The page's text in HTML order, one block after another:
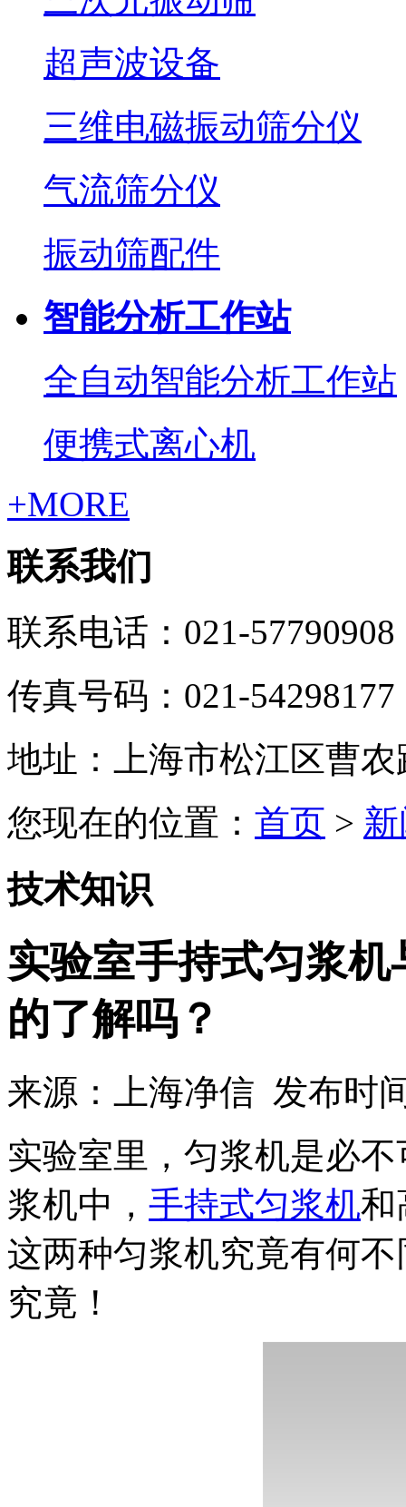
超声波设备
三维电磁振动筛分仪
气流筛分仪
振动筛配件
智能分析工作站
全自动智能分析工作站
便携式离心机
+MORE
联系我们
联系电话：021-57790908
传真号码：021-54298177
地址：上海市松江区曹农
您现在的位置： 首页 >
技术知识
实验室手持式匀浆
的了解吗？
来源：上海净信 发布时
实验室里，匀浆机是必
浆机中， 手持式匀浆机和
这两种匀浆机究竟有何
究竟！